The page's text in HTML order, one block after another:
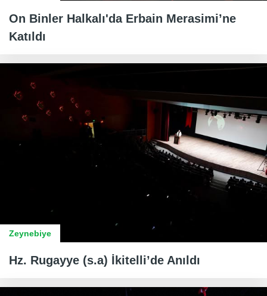
On Binler Halkalı'da Erbain Merasimi’ne
Katıldı
Zeynebiye
Hz. Rugayye (s.a) İkitelli’de Anıldı